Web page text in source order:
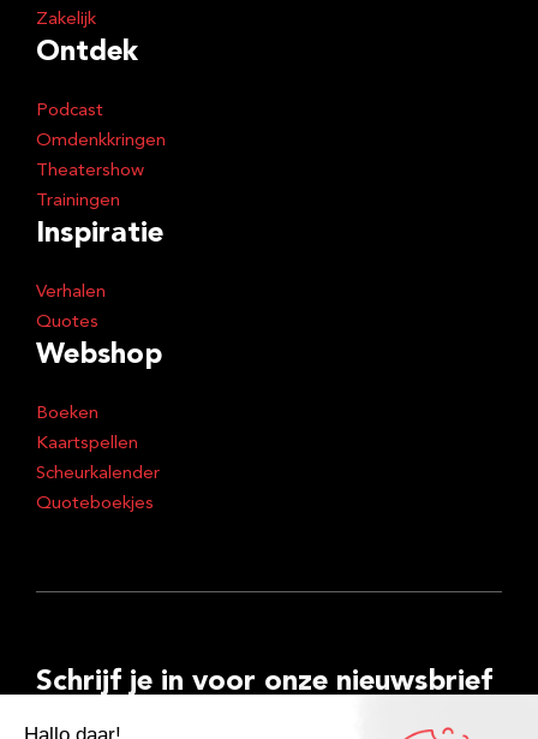
Zakelijk
Ontdek
Podcast
Omdenkkringen
Theatershow
Trainingen
Inspiratie
Verhalen
Quotes
Webshop
Boeken
Kaartspellen
Scheurkalender
Quoteboekjes
Schrijf je in voor onze nieuwsbrief